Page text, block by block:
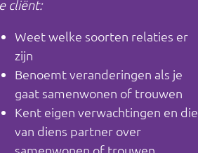
cliënt:
Weet welke soorten relaties er
zijn
Benoemt veranderingen als je
gaat samenwonen of trouwen
Kent eigen verwachtingen en die
van diens partner over